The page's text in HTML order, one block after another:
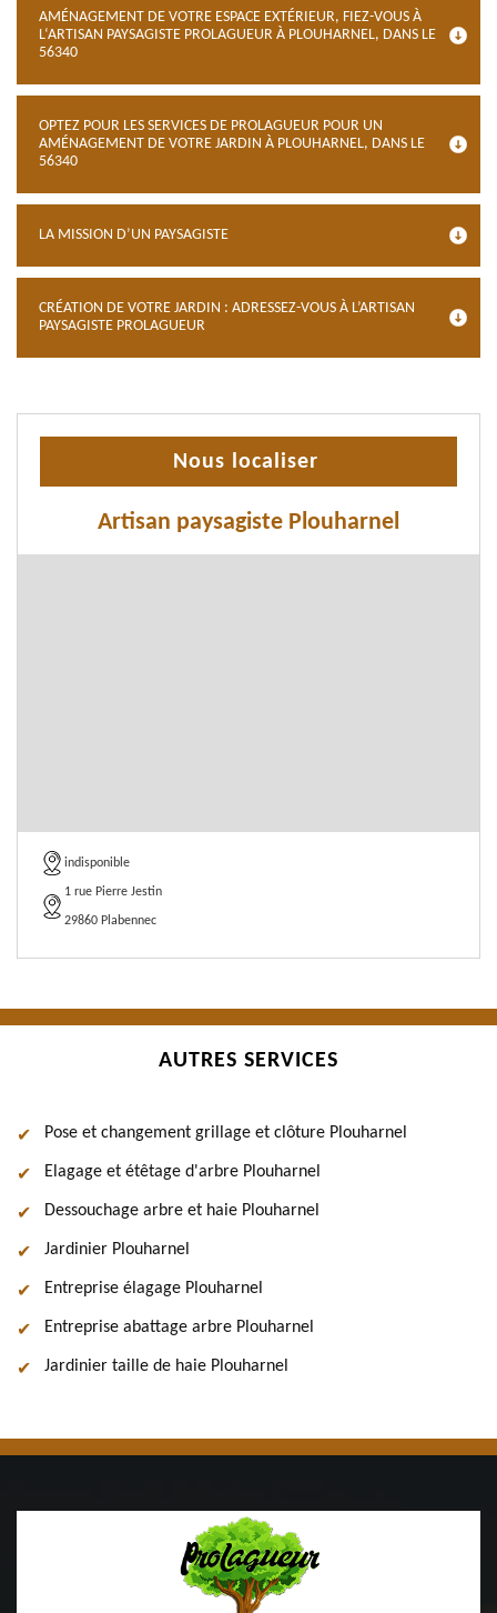
AMÉNAGEMENT DE VOTRE ESPACE EXTÉRIEUR, FIEZ-VOUS À
L‘ARTISAN PAYSAGISTE PROLAGUEUR À PLOUHARNEL, DANS LE
56340
OPTEZ POUR LES SERVICES DE PROLAGUEUR POUR UN
AMÉNAGEMENT DE VOTRE JARDIN À PLOUHARNEL, DANS LE
56340
LA MISSION D’UN PAYSAGISTE
CRÉATION DE VOTRE JARDIN : ADRESSEZ-VOUS À L’ARTISAN
PAYSAGISTE PROLAGUEUR
Nous localiser
Artisan paysagiste Plouharnel
indisponible
1 rue Pierre Jestin
29860 Plabennec
AUTRES SERVICES
Pose et changement grillage et clôture Plouharnel
Elagage et étêtage d'arbre Plouharnel
Dessouchage arbre et haie Plouharnel
Jardinier Plouharnel
Entreprise élagage Plouharnel
Entreprise abattage arbre Plouharnel
Jardinier taille de haie Plouharnel